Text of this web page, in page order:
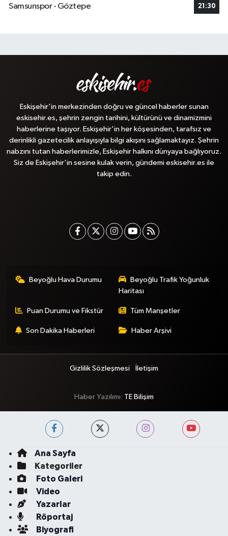
Samsunspor - Göztepe
21:30
Eskişehir'in merkezinden doğru ve güncel haberler sunan
eskisehir.es, şehrin zengin tarihini, kültürünü ve dinamizmini
haberlerine taşıyor. Eskişehir'in her köşesinden, tarafsız ve
derinlikli gazetecilik anlayışıyla bilgi akışını sağlamaktayız. Şehrin
nabzını tutan haberlerimizle, Eskişehir halkını dünyaya bağlıyoruz.
Siz de Eskişehir'in sesine kulak verin, gündemi eskisehir.es ile
takip edin.
Beyoğlu Hava Durumu
Beyoğlu Trafik Yoğunluk
Haritası
Puan Durumu ve Fikstür Tüm Manşetler
Son Dakika Haberleri Haber Arşivi
Gizlilik Sözleşmesi İletişim
Haber Yazılımı: TE Bilişim
Ana Sayfa
Kategoriler
Foto Galeri
Video
Yazarlar
Röportaj
Biyografi